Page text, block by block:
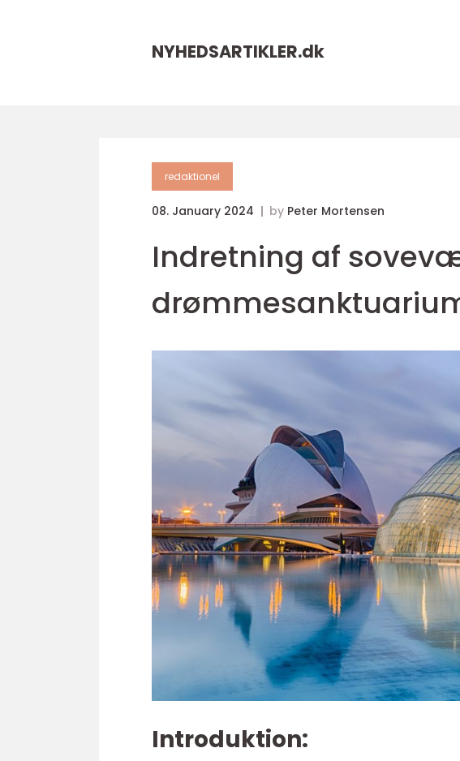
NYHEDSARTIKLER.dk
redaktionel
08. January 2024 by Peter Mortensen
Indretning af
Introduktion: